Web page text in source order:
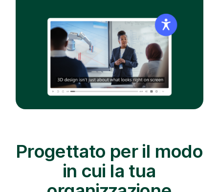
Progettato per il modo
in cui la tua